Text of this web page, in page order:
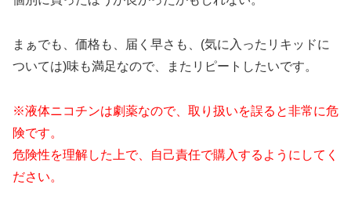
まぁでも、価格も、届く早さも、(気に入ったリキッドに
ついては)味も満足なので、またリピートしたいです。
※液体ニコチンは劇薬なので、取り扱いを誤ると非常に危
険です。
危険性を理解した上で、自己責任で購入するようにしてく
ださい。